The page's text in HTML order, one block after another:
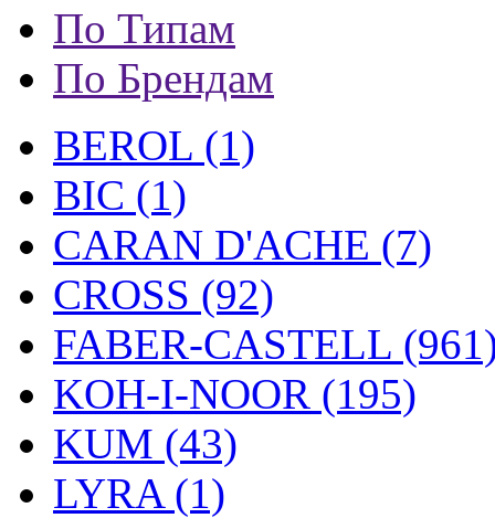
По Типам
По Брендам
BEROL (1)
BIC (1)
CARAN D'ACHE (7)
CROSS (92)
FABER-CASTELL
KOH-I-NOOR (195)
KUM (43)
LYRA (1)